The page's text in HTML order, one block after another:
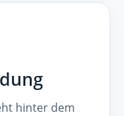
hinter dem